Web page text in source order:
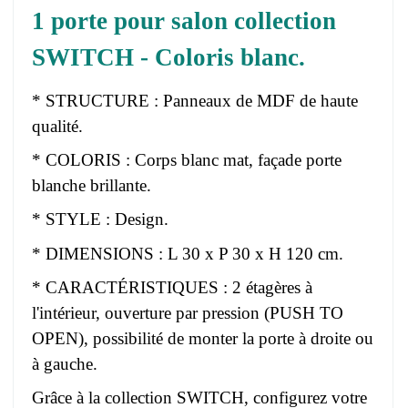
1 porte pour salon collection
SWITCH - Coloris blanc.
* STRUCTURE : Panneaux de MDF de haute
qualité.
* COLORIS : Corps blanc mat, façade porte
blanche brillante.
* STYLE : Design.
* DIMENSIONS : L 30 x P 30 x H 120 cm.
* CARACTÉRISTIQUES : 2 étagères à
l'intérieur, ouverture par pression (PUSH TO
OPEN), possibilité de monter la porte à droite ou
à gauche.
Grâce à la collection SWITCH, configurez votre